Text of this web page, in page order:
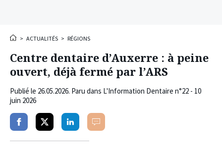
> ACTUALITÉS > RÉGIONS
Centre dentaire d’Auxerre : à peine
ouvert, déjà fermé par l’ARS
Publié le 26.05.2026. Paru dans L'Information Dentaire n°22 - 10
juin 2026
PartagerPartagerPartagerCommenter